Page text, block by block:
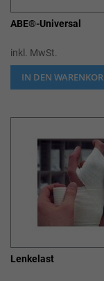
ABE®-Universal
inkl. MwSt.
IN DEN
Lenkelast